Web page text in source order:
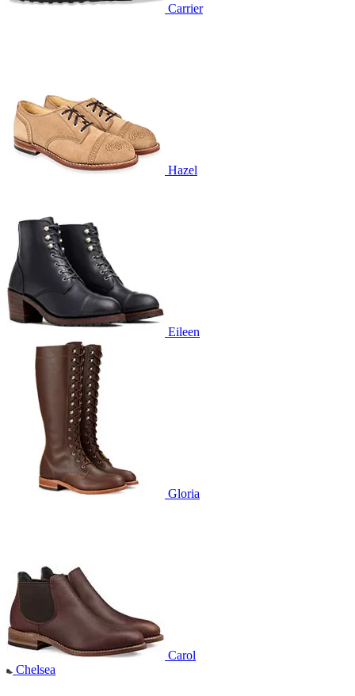
Carrier
Hazel
Eileen
Gloria
Carol
Chelsea